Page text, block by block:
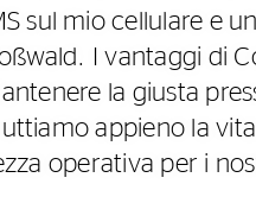
sul mio cellulare e
I vantaggi di
la giusta
appieno la
operativa per i